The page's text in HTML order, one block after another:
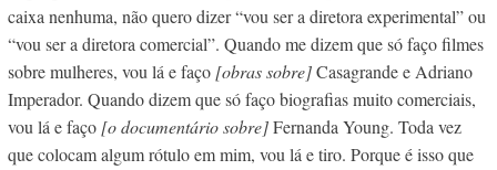
caixa nenhuma, não quero dizer “vou ser a diretora experimental” ou
“vou ser a diretora comercial”. Quando me dizem que só faço filmes
sobre mulheres, vou lá e faço [obras sobre]Casagrande e Adriano
Imperador. Quando dizem que só faço biografias muito comerciais,
vou lá e faço [o documentário sobre]Fernanda Young. Toda vez
que colocam algum rótulo em mim, vou lá e tiro. Porque é isso que